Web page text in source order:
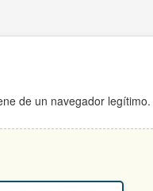
de un navegador legítimo.